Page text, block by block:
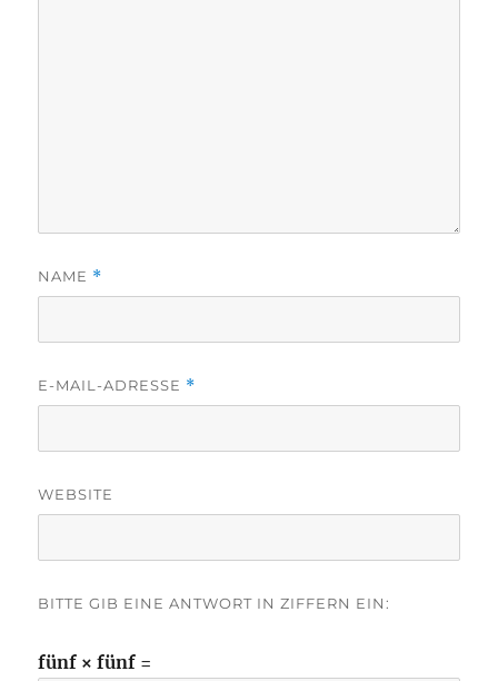
NAME *
E-MAIL-ADRESSE *
WEBSITE
BITTE GIB EINE ANTWORT IN ZIFFERN EIN:
fünf × fünf =